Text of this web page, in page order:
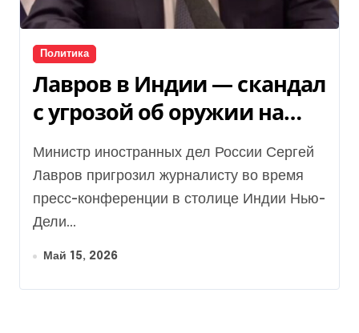
Политика
Лавров в Индии — скандал
с угрозой об оружии на
пресс-конференции
Министр иностранных дел России Сергей
Лавров пригрозил журналисту во время
пресс-конференции в столице Индии Нью-
Дели...
Май 15, 2026